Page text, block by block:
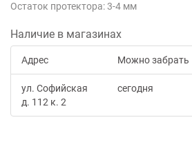
Остаток протектора: 3-4 мм
Наличие в магазинах
Адрес Можно забрать
ул. Софийская
д. 112 к. 2
сегодня